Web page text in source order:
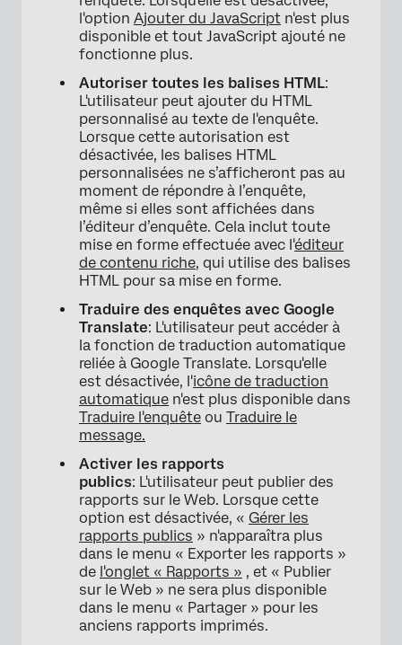
l'option Ajouter du JavaScript n'est plus
disponible et tout JavaScript ajouté ne
fonctionne plus.
Autoriser toutes les balises HTML:
L'utilisateur peut ajouter du HTML
personnalisé au texte de l'enquête.
Lorsque cette autorisation est
désactivée, les balises HTML
personnalisées ne s’afficheront pas au
moment de répondre à l’enquête,
même si elles sont affichées dans
l’éditeur d’enquête. Cela inclut toute
mise en forme effectuée avec l'éditeur
de contenu riche, qui utilise des balises
HTML pour sa mise en forme.
Traduire des enquêtes avec Google
Translate: L'utilisateur peut accéder à
la fonction de traduction automatique
reliée à Google Translate. Lorsqu'elle
est désactivée, l'icône de traduction
automatique n'est plus disponible dans
Traduire l'enquête ou Traduire le
message.
Activer les rapports
publics: L'utilisateur peut publier des
rapports sur le Web. Lorsque cette
option est désactivée, « Gérer les
rapports publics » n'apparaîtra plus
dans le menu « Exporter les rapports »
de l'onglet « Rapports » , et « Publier
sur le Web » ne sera plus disponible
dans le menu « Partager » pour les
anciens rapports imprimés.